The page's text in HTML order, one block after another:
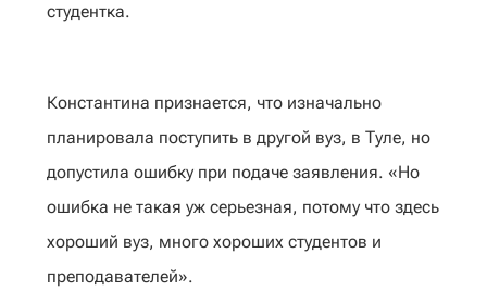
студентка.
Константина признается, что изначально
планировала поступить в другой вуз, в Туле, но
допустила ошибку при подаче заявления. «Но
ошибка не такая уж серьезная, потому что здесь
хороший вуз, много хороших студентов и
преподавателей».